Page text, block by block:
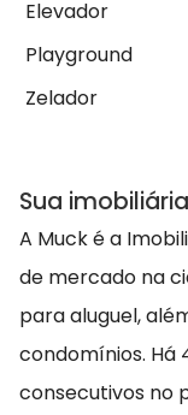
Elevador
Playground
Zelador
Sua
A Muck é a
de mercado na
para aluguel,
condomínios. Há
consecutivos no